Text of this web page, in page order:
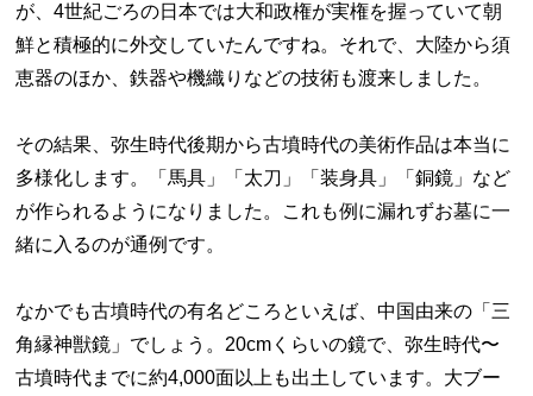
が、4世紀ごろの日本では大和政権が実権を握っていて朝
鮮と積極的に外交していたんですね。それで、大陸から須
恵器のほか、鉄器や機織りなどの技術も渡来しました。
その結果、弥生時代後期から古墳時代の美術作品は本当に
多様化します。「馬具」「太刀」「装身具」「銅鏡」など
が作られるようになりました。これも例に漏れずお墓に一
緒に入るのが通例です。
なかでも古墳時代の有名どころといえば、中国由来の「三
角縁神獣鏡」でしょう。20cmくらいの鏡で、弥生時代〜
古墳時代までに約4,000面以上も出土しています。大ブー